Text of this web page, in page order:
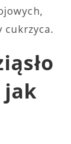
cukrzyca.
jak